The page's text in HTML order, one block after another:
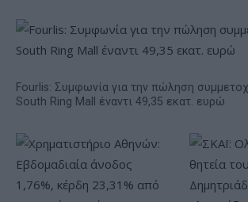
Fourlis: Συμφωνία για την πώληση
South Ring Mall έναντι 49,35 εκατ. ευρώ